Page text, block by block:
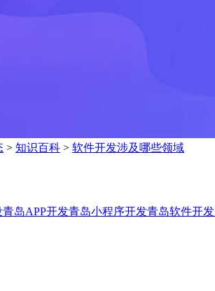
> 知识百科 > 软件开发涉及哪些领域
青岛APP开发青岛小程序开发青岛软件开发